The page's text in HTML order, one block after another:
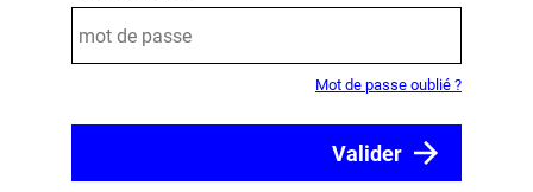
Mot de passe oublié ?